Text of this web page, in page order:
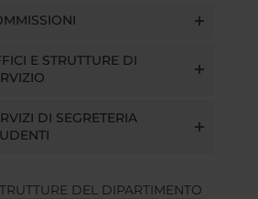
E STRUTTURE DI
DI SEGRETERIA
DEL DIPARTIMENTO